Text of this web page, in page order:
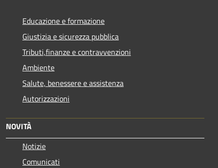
Educazione e formazione
Giustizia e sicurezza pubblica
Tributi,finanze e contravvenzioni
Ambiente
Salute, benessere e assistenza
Autorizzazioni
NOVITÀ
Notizie
Comunicati